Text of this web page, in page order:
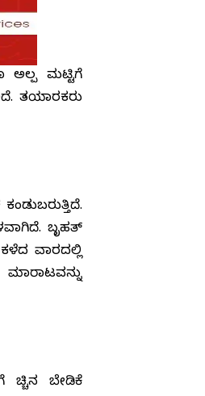
ಅಲ್ಪ ಮಟ್ಟಿಗೆ
ತಯಾರಕರು
ಬೃಹತ್
ವಾರದಲ್ಲಿ
ಹೆಚ್ಚಿನ ಬೇಡಿಕೆ